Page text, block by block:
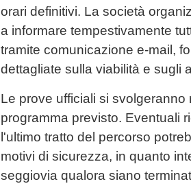
orari definitivi. La società
a informare tempestivamente
tramite comunicazione e-mail,
dettagliate sulla viabilità e sugli
Le prove ufficiali si
programma previsto. Eventuali
l'ultimo tratto del percorso
motivi di sicurezza, in quanto
seggiovia qualora siano